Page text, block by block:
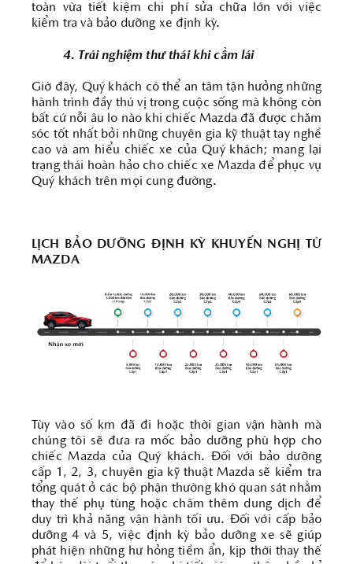
toàn vừa tiết kiệm chi phí sửa chữa lớn với việc
kiểm tra và bảo dưỡng xe định kỳ.
4. Trải nghiệm thư thái khi cầm lái
Giờ đây, Quý khách có thể an tâm tận hưởng những
hành trình đầy thú vị trong cuộc sống mà không còn
bất cứ nỗi âu lo nào khi chiếc Mazda đã được chăm
sóc tốt nhất bởi những chuyên gia kỹ thuật tay nghề
cao và am hiểu chiếc xe của Quý khách; mang lại
trạng thái hoàn hảo cho chiếc xe Mazda để phục vụ
Quý khách trên mọi cung đường.
LỊCH BẢO DƯỠNG ĐỊNH KỲ KHUYẾN NGHỊ TỪ
MAZDA
Tùy vào số km đã đi hoặc thời gian vận hành mà
chúng tôi sẽ đưa ra mốc bảo dưỡng phù hợp cho
chiếc Mazda của Quý khách. Đối với bảo dưỡng
cấp 1, 2, 3, chuyên gia kỹ thuật Mazda sẽ kiểm tra
tổng quát ở các bộ phận thường khó quan sát nhằm
thay thế phụ tùng hoặc châm thêm dung dịch để
duy trì khả năng vận hành tối ưu. Đối với cấp bảo
dưỡng 4 và 5, việc định kỳ bảo dưỡng xe sẽ giúp
phát hiện những hư hỏng tiềm ẩn, kịp thời thay thế